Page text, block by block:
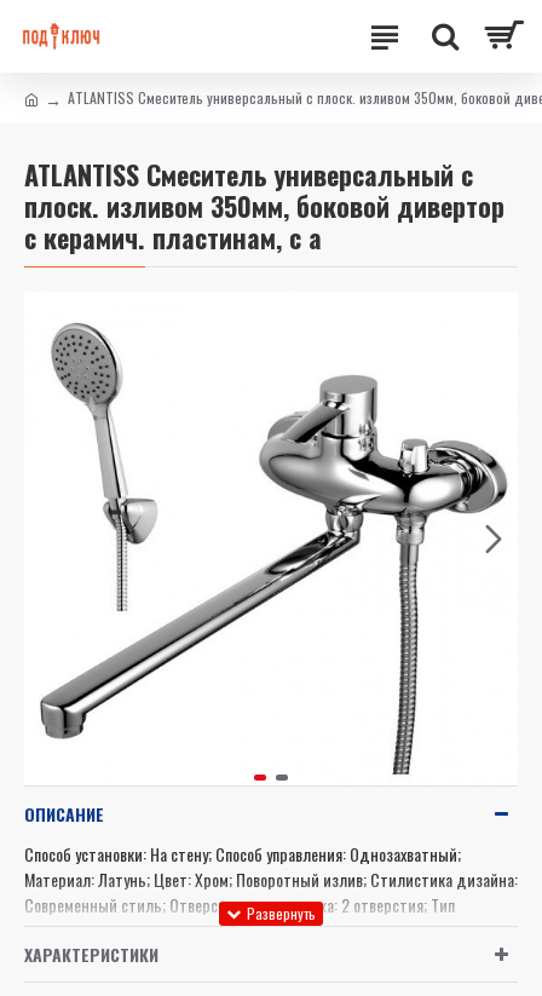
ATLANTISS Смеситель универсальный с плоск. изливом 350мм, боковой
ATLANTISS Смеситель универсальный с
плоск. изливом 350мм, боковой дивертор
с керамич. пластинам, с а
ОПИСАНИЕ
Способ установки: На стену; Способ управления: Однозахватный;
Материал: Латунь; Цвет: Хром; Поворотный излив; Стилистика дизайна:
Современный стиль; Отверстия для монтажа: 2 отверстия; Тип
дивертора: Переключатель с керамическими пластинами
ХАРАКТЕРИСТИКИ